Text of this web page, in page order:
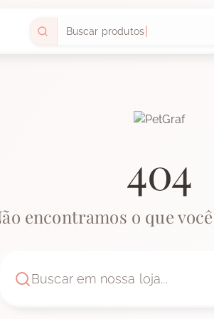
Buscar produtos
404
encontramos o que
Buscar em nossa loja...